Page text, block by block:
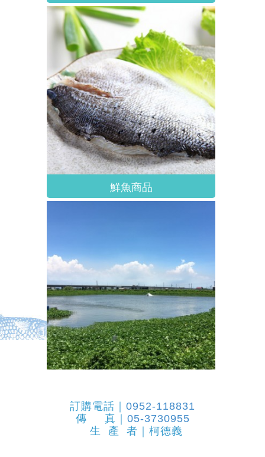
鮮魚商品
訂購電話｜ 0952-118831
傳 真｜ 05-3730955
生 產 者｜柯德義